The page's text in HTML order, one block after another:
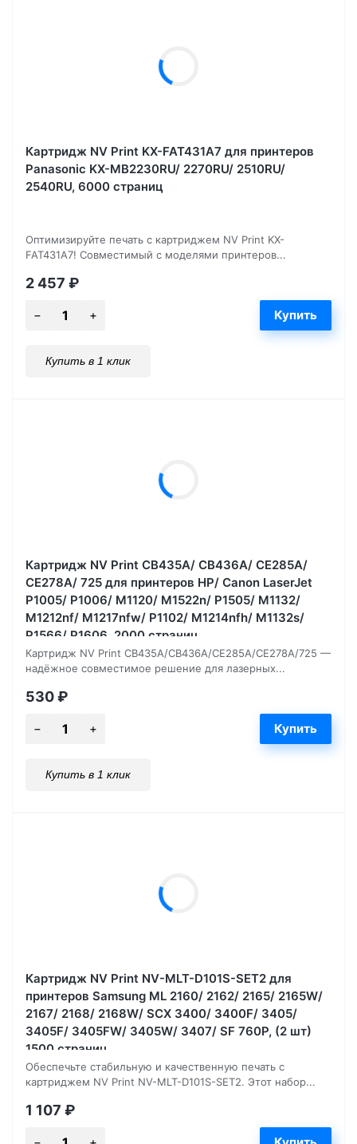
Картридж NV Print KX-FAT431A7 для принтеров
Panasonic KX-MB2230RU/ 2270RU/ 2510RU/
2540RU, 6000 страниц
Оптимизируйте печать с картриджем NV Print KX-
FAT431A7! Совместимый с моделями принтеров...
2 457 ₽
Купить в 1 клик
Картридж NV Print CB435A/ CB436A/ CE285A/
CE278A/ 725 для принтеров HP/ Canon LaserJet
P1005/ P1006/ M1120/ M1522n/ P1505/ M1132/
M1212nf/ M1217nfw/ P1102/ M1214nfh/ M1132s/
P1566/ P1606, 2000 страниц
Картридж NV Print CB435A/CB436A/CE285A/CE278A/725 —
надёжное совместимое решение для лазерных...
530₽
Купить в 1 клик
Картридж NV Print NV-MLT-D101S-SET2 для
принтеров Samsung ML 2160/ 2162/ 2165/ 2165W/
2167/ 2168/ 2168W/ SCX 3400/ 3400F/ 3405/
3405F/ 3405FW/ 3405W/ 3407/ SF 760P, (2 шт)
1500 страниц
Обеспечьте стабильную и качественную печать с
картриджем NV Print NV-MLT-D101S-SET2. Этот набор...
1 107 ₽